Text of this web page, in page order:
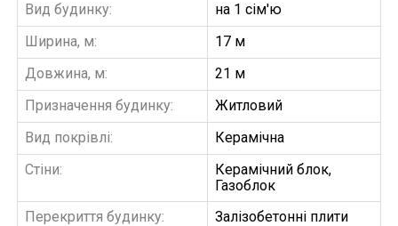
Вид будинку:
на 1 сім'ю
Ширина, м:
17 м
Довжина, м:
21 м
Призначення будинку:
Житловий
Вид покрівлі:
Керамічна
Стіни:
Керамічний блок,
Газоблок
Перекриття будинку:
Залізобетонні плити